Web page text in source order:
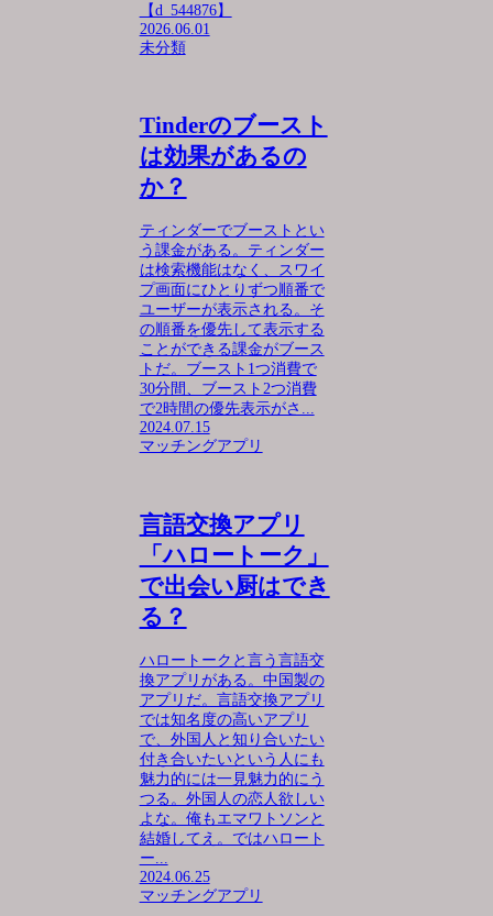
【d_544876】
2026.06.01
未分類
Tinderのブースト
は効果があるの
か？
ティンダーでブーストとい
う課金がある。ティンダー
は検索機能はなく、スワイ
プ画面にひとりずつ順番で
ユーザーが表示される。そ
の順番を優先して表示する
ことができる課金がブース
トだ。ブースト1つ消費で
30分間、ブースト2つ消費
で2時間の優先表示がさ...
2024.07.15
マッチングアプリ
言語交換アプリ
「ハロートーク」
で出会い厨はでき
る？
ハロートークと言う言語交
換アプリがある。中国製の
アプリだ。言語交換アプリ
では知名度の高いアプリ
で、外国人と知り合いたい
付き合いたいという人にも
魅力的には一見魅力的にう
つる。外国人の恋人欲しい
よな。俺もエマワトソンと
結婚してえ。ではハロート
ー...
2024.06.25
マッチングアプリ